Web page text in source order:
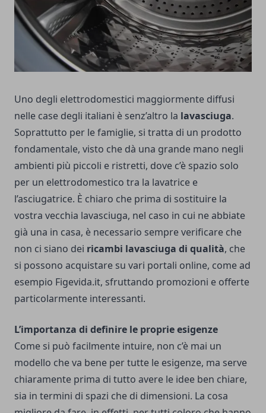
Uno degli elettrodomestici maggiormente diffusi
nelle case degli italiani è senz’altro la lavasciuga.
Soprattutto per le famiglie, si tratta di un prodotto
fondamentale, visto che dà una grande mano negli
ambienti più piccoli e ristretti, dove c’è spazio solo
per un elettrodomestico tra la lavatrice e
l’asciugatrice. È chiaro che prima di sostituire la
vostra vecchia lavasciuga, nel caso in cui ne abbiate
già una in casa, è necessario sempre verificare che
non ci siano dei ricambi lavasciuga di qualità, che
si possono acquistare su vari portali online, come ad
esempio Figevida.it, sfruttando promozioni e offerte
particolarmente interessanti.
L’importanza di definire le proprie esigenze
Come si può facilmente intuire, non c’è mai un
modello che va bene per tutte le esigenze, ma serve
chiaramente prima di tutto avere le idee ben chiare,
sia in termini di spazi che di dimensioni. La cosa